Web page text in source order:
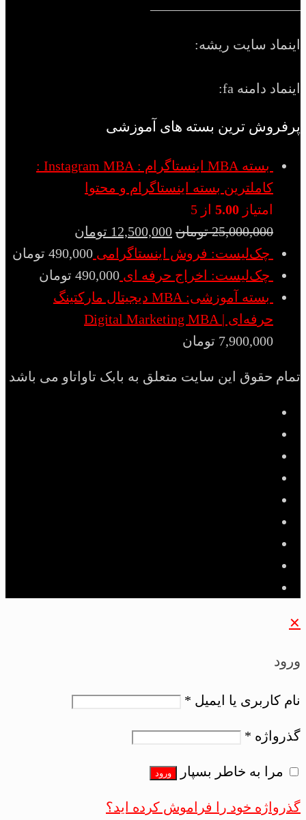
———————————
اینماد سایت ریشه:
اینماد دامنه fa:
پرفروش ترین بسته های آموزشی
بسته MBA اینستاگرام : Instagram MBA :
کاملترین بسته اینستاگرام و محتوا
امتیاز 5.00 از 5
25,000,000 تومان 12,500,000 تومان
چک‌لیست: فروش اینستاگرامی 490,000 تومان
چک‌لیست: اخراج حرفه ای 490,000 تومان
بسته آموزشی: MBA دیجیتال مارکتینگ
حرفه‌ای | Digital Marketing MBA
7,900,000 تومان
تمام حقوق این سایت متعلق به بابک تاواتاو می باشد
✕
ورود
نام کاربری یا ایمیل *
گذرواژه *
مرا به خاطر بسپار ورود
گذرواژه خود را فراموش کرده اید؟